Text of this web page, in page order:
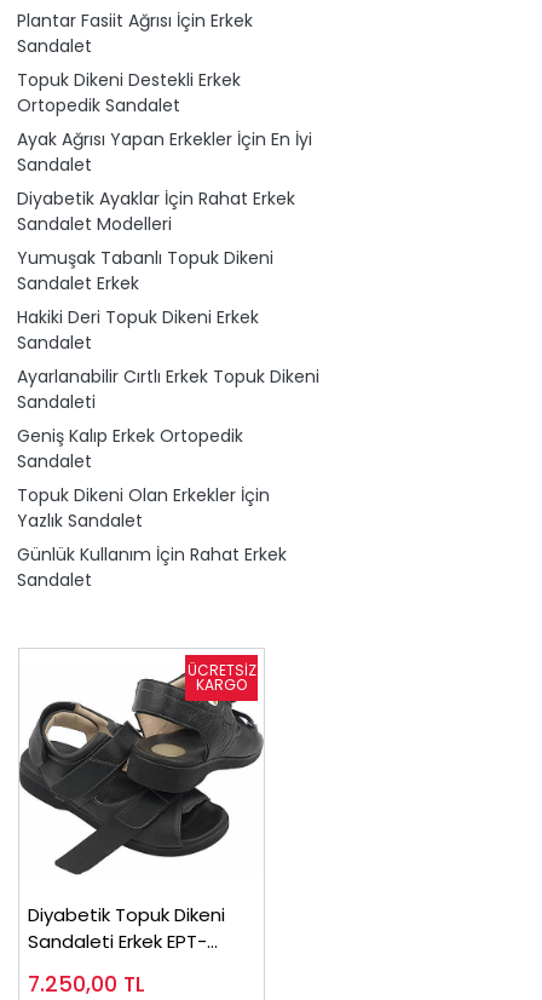
Plantar Fasiit Ağrısı İçin Erkek
Sandalet
Topuk Dikeni Destekli Erkek
Ortopedik Sandalet
Ayak Ağrısı Yapan Erkekler İçin En İyi
Sandalet
Diyabetik Ayaklar İçin Rahat Erkek
Sandalet Modelleri
Yumuşak Tabanlı Topuk Dikeni
Sandalet Erkek
Hakiki Deri Topuk Dikeni Erkek
Sandalet
Ayarlanabilir Cırtlı Erkek Topuk Dikeni
Sandaleti
Geniş Kalıp Erkek Ortopedik
Sandalet
Topuk Dikeni Olan Erkekler İçin
Yazlık Sandalet
Günlük Kullanım İçin Rahat Erkek
Sandalet
Diyabetik Topuk Dikeni
Sandaleti Erkek EPT-
7.250,00 TL